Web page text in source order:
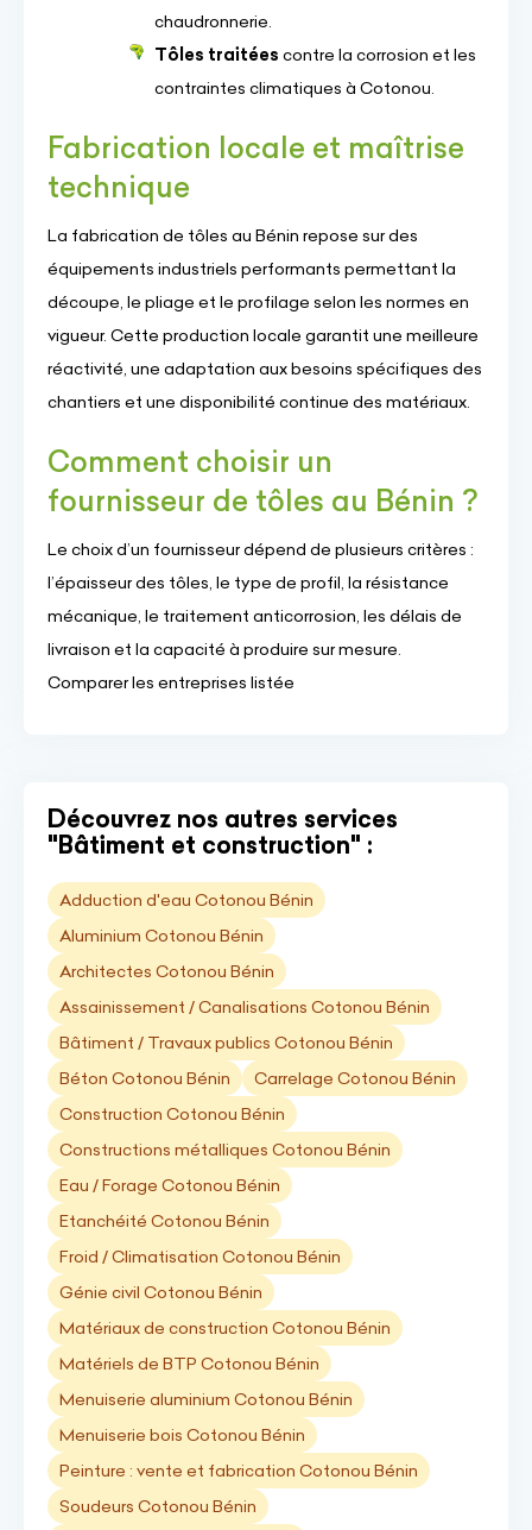
chaudronnerie.
Tôles traitées contre la corrosion et les
contraintes climatiques à Cotonou.
Fabrication locale et maîtrise
technique
La fabrication de tôles au Bénin repose sur des
équipements industriels performants permettant la
découpe, le pliage et le profilage selon les normes en
vigueur. Cette production locale garantit une meilleure
réactivité, une adaptation aux besoins spécifiques des
chantiers et une disponibilité continue des matériaux.
Comment choisir un
fournisseur de tôles au Bénin ?
Le choix d’un fournisseur dépend de plusieurs critères :
l’épaisseur des tôles, le type de profil, la résistance
mécanique, le traitement anticorrosion, les délais de
livraison et la capacité à produire sur mesure.
Comparer les entreprises listée
Découvrez nos autres services
"Bâtiment et construction" :
Adduction d'eau Cotonou Bénin
Aluminium Cotonou Bénin
Architectes Cotonou Bénin
Assainissement / Canalisations Cotonou Bénin
Bâtiment / Travaux publics Cotonou Bénin
Béton Cotonou Bénin
Carrelage Cotonou Bénin
Construction Cotonou Bénin
Constructions métalliques Cotonou Bénin
Eau / Forage Cotonou Bénin
Etanchéité Cotonou Bénin
Froid / Climatisation Cotonou Bénin
Génie civil Cotonou Bénin
Matériaux de construction Cotonou Bénin
Matériels de BTP Cotonou Bénin
Menuiserie aluminium Cotonou Bénin
Menuiserie bois Cotonou Bénin
Peinture : vente et fabrication Cotonou Bénin
Soudeurs Cotonou Bénin